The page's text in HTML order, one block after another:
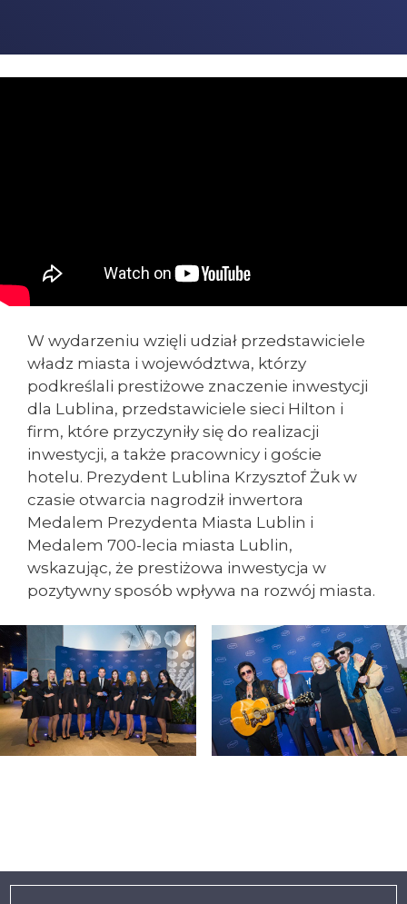
W wydarzeniu wzięli udział przedstawiciele
władz miasta i województwa, którzy
podkreślali prestiżowe znaczenie inwestycji
dla Lublina, przedstawiciele sieci Hilton i
firm, które przyczyniły się do realizacji
inwestycji, a także pracownicy i goście
hotelu. Prezydent Lublina Krzysztof Żuk w
czasie otwarcia nagrodził inwertora
Medalem Prezydenta Miasta Lublin i
Medalem 700-lecia miasta Lublin,
wskazując, że prestiżowa inwestycja w
pozytywny sposób wpływa na rozwój miasta.